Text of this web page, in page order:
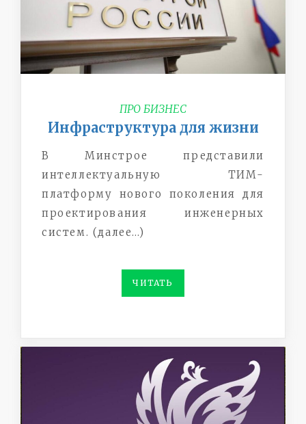
ПРО БИЗНЕС
Инфраструктура для жизни
В Минстрое представили
интеллектуальную ТИМ-
платформу нового поколения для
проектирования инженерных
систем. (далее…)
ЧИТАТЬ